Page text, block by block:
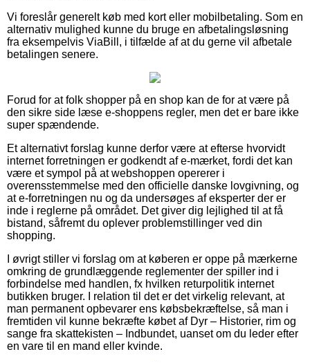
Vi foreslår generelt køb med kort eller mobilbetaling. Som en
alternativ mulighed kunne du bruge en afbetalingsløsning
fra eksempelvis ViaBill, i tilfælde af at du gerne vil afbetale
betalingen senere.
Forud for at folk shopper på en shop kan de for at være på
den sikre side læse e-shoppens regler, men det er bare ikke
super spændende.
Et alternativt forslag kunne derfor være at efterse hvorvidt
internet forretningen er godkendt af e-mærket, fordi det kan
være et sympol på at webshoppen opererer i
overensstemmelse med den officielle danske lovgivning, og
at e-forretningen nu og da undersøges af eksperter der er
inde i reglerne på området. Det giver dig lejlighed til at få
bistand, såfremt du oplever problemstillinger ved din
shopping.
I øvrigt stiller vi forslag om at køberen er oppe på mærkerne
omkring de grundlæggende reglementer der spiller ind i
forbindelse med handlen, fx hvilken returpolitik internet
butikken bruger. I relation til det er det virkelig relevant, at
man permanent opbevarer ens købsbekræftelse, så man i
fremtiden vil kunne bekræfte købet af Dyr – Historier, rim og
sange fra skattekisten – Indbundet, uanset om du leder efter
en vare til en mand eller kvinde.